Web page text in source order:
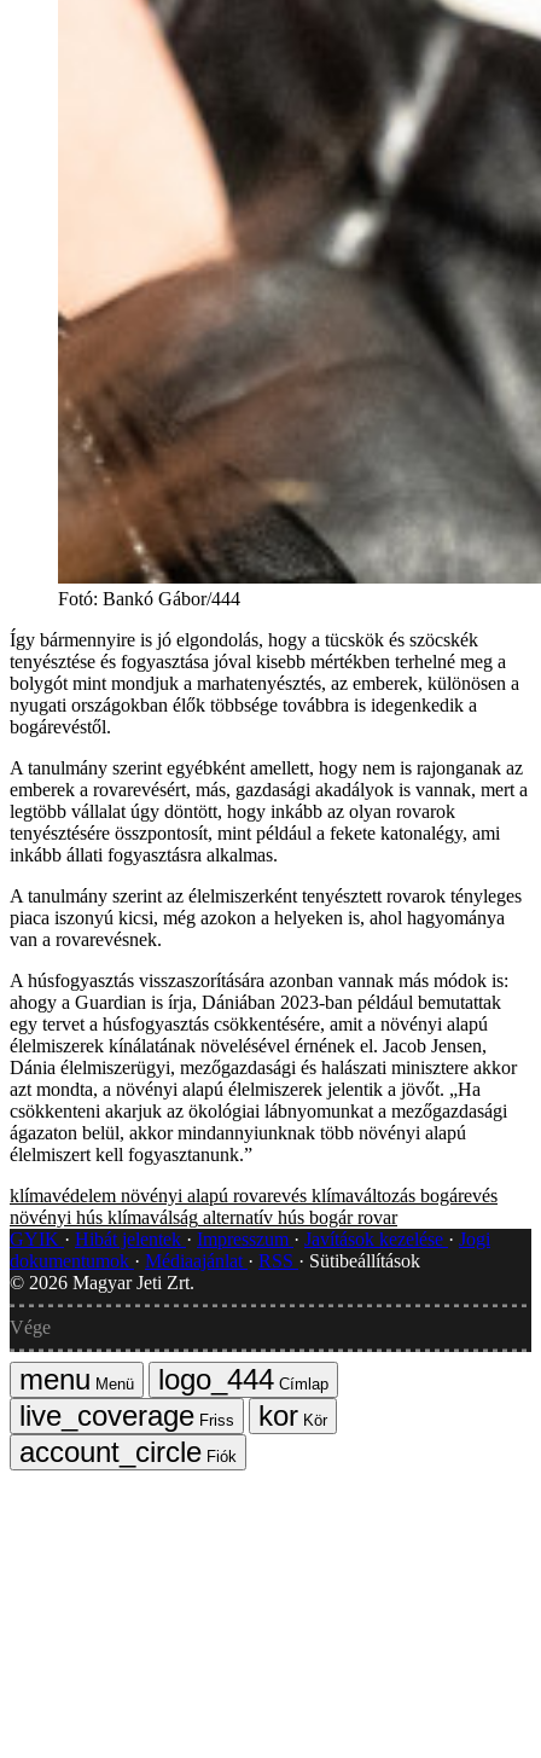
Fotó: Bankó Gábor/444
Így bármennyire is jó elgondolás, hogy a tücskök és szöcskék
tenyésztése és fogyasztása jóval kisebb mértékben terhelné meg a
bolygót mint mondjuk a marhatenyésztés, az emberek, különösen a
nyugati országokban élők többsége továbbra is idegenkedik a
bogárevéstől.
A tanulmány szerint egyébként amellett, hogy nem is rajonganak az
emberek a rovarevésért, más, gazdasági akadályok is vannak, mert a
legtöbb vállalat úgy döntött, hogy inkább az olyan rovarok
tenyésztésére összpontosít, mint például a fekete katonalégy, ami
inkább állati fogyasztásra alkalmas.
A tanulmány szerint az élelmiszerként tenyésztett rovarok tényleges
piaca iszonyú kicsi, még azokon a helyeken is, ahol hagyománya
van a rovarevésnek.
A húsfogyasztás visszaszorítására azonban vannak más módok is:
ahogy a Guardian is írja, Dániában 2023-ban például bemutattak
egy tervet a húsfogyasztás csökkentésére, amit a növényi alapú
élelmiszerek kínálatának növelésével érnének el. Jacob Jensen,
Dánia élelmiszerügyi, mezőgazdasági és halászati minisztere akkor
azt mondta, a növényi alapú élelmiszerek jelentik a jövőt. „Ha
csökkenteni akarjuk az ökológiai lábnyomunkat a mezőgazdasági
ágazaton belül, akkor mindannyiunknak több növényi alapú
élelmiszert kell fogyasztanunk.”
klímavédelem növényi alapú rovarevés klímaváltozás bogárevés
növényi hús klímaválság alternatív hús bogár rovar
GYIK
Hibát jelentek Impresszum Javítások kezelése
Jogi
dokumentumok
Médiaajánlat RSS
Sütibeállítások
© 2026 Magyar Jeti Zrt.
Vége
Menü
Címlap
Friss
Kör
Fiók